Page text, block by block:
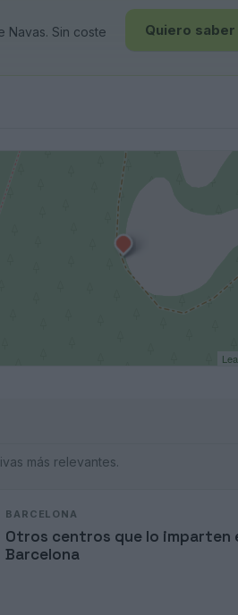
Navas. Sin coste
Quiero saber
más relevantes.
BARCELONA
Otros centros que lo imparten
Barcelona